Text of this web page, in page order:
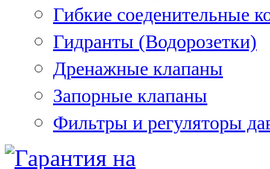
Гибкие соеденительные
Гидранты (Водорозетки)
Дренажные клапаны
Запорные клапаны
Фильтры и регуляторы